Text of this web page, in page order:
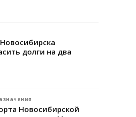
долги на два
Новосибирской